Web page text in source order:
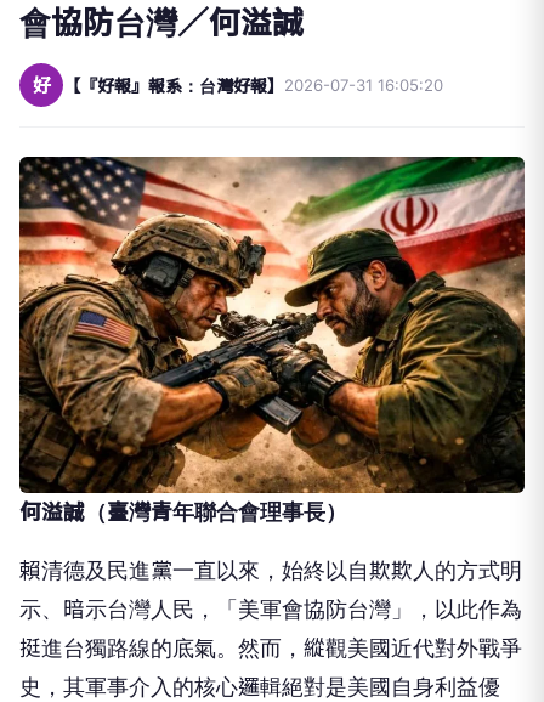
會協防台灣／何溢誠
好 【『好報』報系：台灣好報】 2026-07-31 16:05:20
何溢誠（臺灣青年聯合會理事長）
賴清德及民進黨一直以來，始終以自欺欺人的方式明
示、暗示台灣人民，「美軍會協防台灣」，以此作為
挺進台獨路線的底氣。然而，縱觀美國近代對外戰爭
史，其軍事介入的核心邏輯絕對是美國自身利益優